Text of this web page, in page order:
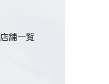
店舗一覧